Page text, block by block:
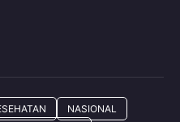
NASIONAL